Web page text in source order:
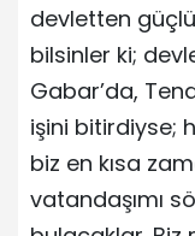
devletten
bilsinler ki;
Gabar’da,
işini bitirdiyse;
biz en kısa
vatandaşımı